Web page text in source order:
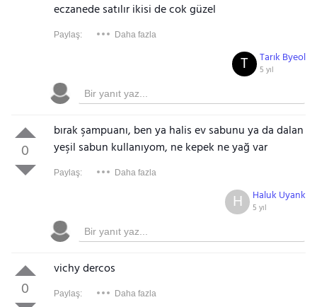
eczanede satılır ikisi de cok güzel
Paylaş: Daha fazla
Tarık Byeol
5 yıl
T
0
bırak şampuanı, ben ya halis ev sabunu ya da dalan
yeşil sabun kullanıyom, ne kepek ne yağ var
Paylaş: Daha fazla
Haluk Uyank
5 yıl
H
0
vichy dercos
Paylaş: Daha fazla